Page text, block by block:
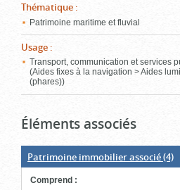
Thématique :
Patrimoine maritime et fluvial
Usage :
Transport, communication et services
(Aides fixes à la navigation > Aides
(phares))
Éléments associés
Patrimoine immobilier associé(4)
Comprend :